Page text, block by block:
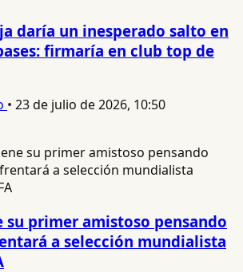
daría un inesperado salto en
firmaría en club top de
• 23 de julio de 2026, 10:50
su primer amistoso pensando
a selección mundialista